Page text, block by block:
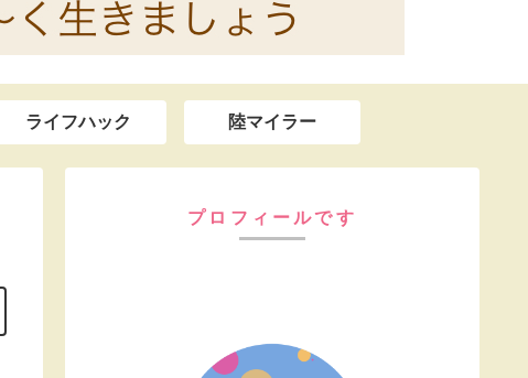
ライフハック 陸マイラー
プロフィールです